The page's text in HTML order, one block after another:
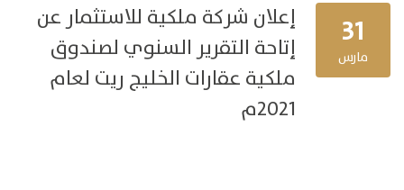
31
مارس
إعلان شركة ملكية للاستثمار عن
إتاحة التقرير السنوي لصندوق
ملكية عقارات الخليج ريت لعام
2021م